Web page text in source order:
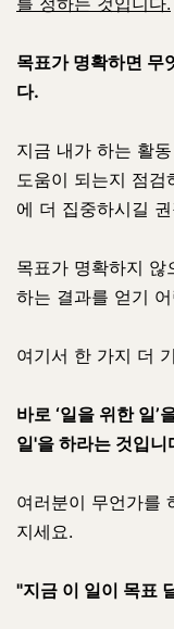
목표가 명확하면 무
다.
지금 내가 하는 활
도움이 되는지 점검
에 더 집중하시길
목표가 명확하지 않
하는 결과를 얻기
여기서 한 가지 더
바로 ‘일을 위한 일
일'을 하라는 것입니
여러분이 무언가를
지세요.
"지금 이 일이 목표